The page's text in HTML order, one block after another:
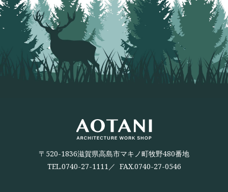
〒520-1836滋賀県高島市マキノ町牧野480番地
TEL.0740-27-1111 ／ FAX.0740-27-0546